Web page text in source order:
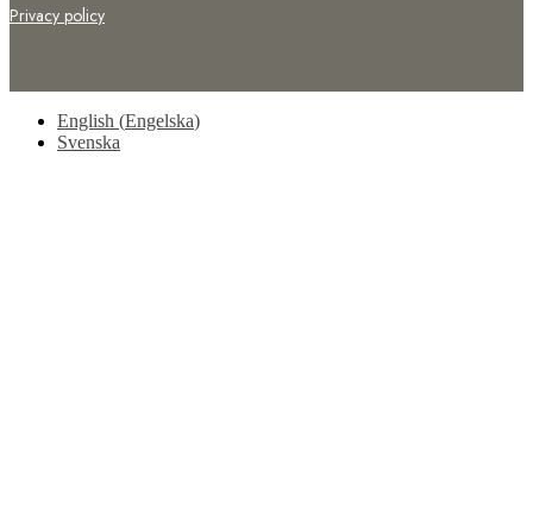
Privacy policy
English (Engelska)
Svenska